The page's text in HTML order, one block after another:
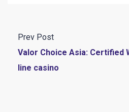
Prev Post
Valor Choice Asia: Certified
line casino